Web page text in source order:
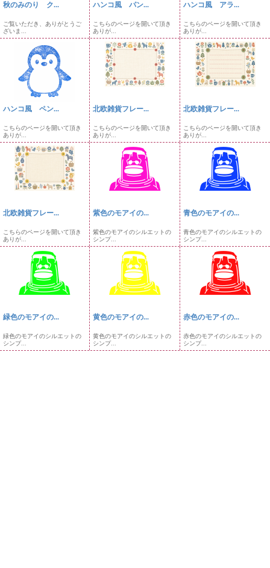
秋のみのり ク...
ご覧いただき、ありがとうご
ざいま...
ハンコ風 パン...
こちらのページを開いて頂き
ありが...
ハンコ風 アラ...
こちらのページを開いて頂き
ありが...
ハンコ風 ペン...
こちらのページを開いて頂き
ありが...
北欧雑貨フレー...
こちらのページを開いて頂き
ありが...
北欧雑貨フレー...
こちらのページを開いて頂き
ありが...
北欧雑貨フレー...
こちらのページを開いて頂き
ありが...
紫色のモアイの...
紫色のモアイのシルエットの
シンプ...
青色のモアイの...
青色のモアイのシルエットの
シンプ...
緑色のモアイの...
緑色のモアイのシルエットの
シンプ...
黄色のモアイの...
黄色のモアイのシルエットの
シンプ...
赤色のモアイの...
赤色のモアイのシルエットの
シンプ...